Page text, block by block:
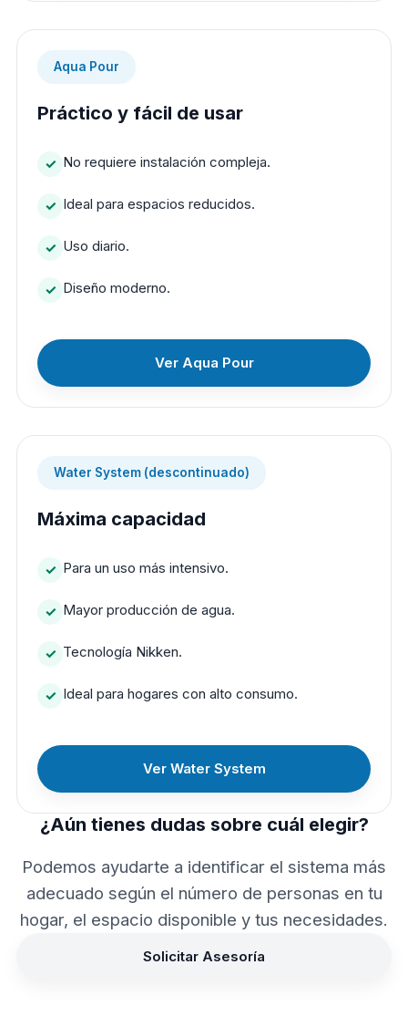
Aqua Pour
Práctico y fácil de usar
No requiere instalación compleja.
Ideal para espacios reducidos.
Uso diario.
Diseño moderno.
Ver Aqua Pour
Water System (descontinuado)
Máxima capacidad
Para un uso más intensivo.
Mayor producción de agua.
Tecnología Nikken.
Ideal para hogares con alto consumo.
Ver Water System
¿Aún tienes dudas sobre cuál elegir?
Podemos ayudarte a identificar el sistema más
adecuado según el número de personas en tu
hogar, el espacio disponible y tus necesidades.
Solicitar Asesoría